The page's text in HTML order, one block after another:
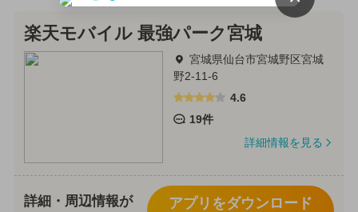
楽天モバイル 最強パーク宮城
宮城県仙台市宮城野区宮城
野2-11-6
4.6
19件
詳細情報を見る
詳細・周辺情報が
アプリをダウンロード